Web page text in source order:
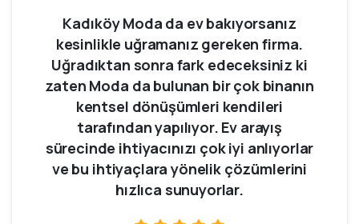
Kadıköy Moda da ev bakıyorsanız
kesinlikle uğramanız gereken firma.
Uğradıktan sonra fark edeceksiniz ki
zaten Moda da bulunan bir çok binanın
kentsel dönüşümleri kendileri
tarafından yapılıyor. Ev arayış
sürecinde ihtiyacınızı çok iyi anlıyorlar
ve bu ihtiyaçlara yönelik çözümlerini
hızlıca sunuyorlar.